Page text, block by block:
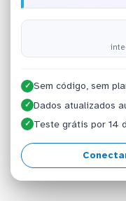
✓ Sem código, sem
✓ Dados atualizados
✓ Teste grátis por 14